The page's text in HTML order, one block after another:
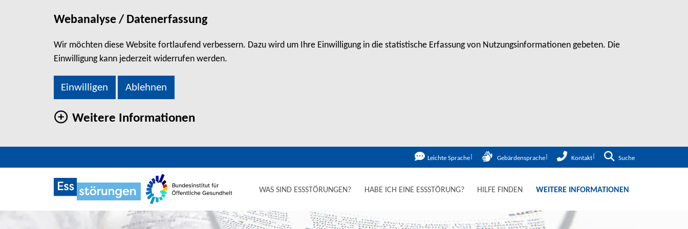
Webanalyse / Datenerfassung
Wir möchten diese Website fortlaufend verbessern. Dazu wird um Ihre Einwilligung in die statistische Erfassung von Nutzungsinformationen gebeten. Die
Einwilligung kann jederzeit widerrufen werden.
Einwilligen Ablehnen
Weitere Informationen
Leichte Sprache Gebärdensprache Kontakt Zur Suche
Suche
WAS SIND ESSSTÖRUNGEN? HABE ICH EINE ESSSTÖRUNG? HILFE FINDEN WEITERE INFORMATIONEN
FLYER: QUALITÄTSGESICHERTE AMBULANTE VERSORGUNG VON PATIE
Zu den Social Media Links